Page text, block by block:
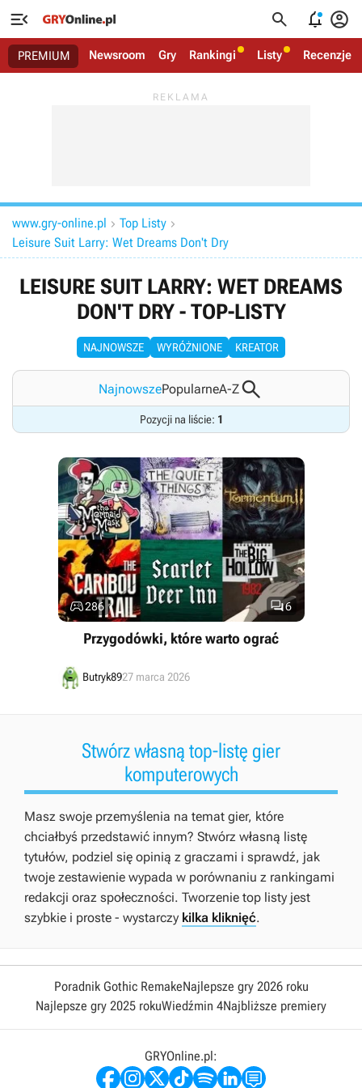
   
PREMIUM Newsroom Gry Rankingi Listy Recenzje
www.gry-online.pl  Top Listy 
Leisure Suit Larry: Wet Dreams Don't Dry
LEISURE SUIT LARRY: WET DREAMS
DON'T DRY - TOP-LISTY
NAJNOWSZE WYRÓŻNIONE KREATOR
NajnowszePopularneA-Z
Pozycji na liście: 1
6
286
Przygodówki, które warto ograć
Butryk8927 marca 2026
Stwórz własną top-listę gier
komputerowych
Masz swoje przemyślenia na temat gier, które
chciałbyś przedstawić innym? Stwórz własną listę
tytułów, podziel się opinią z graczami i sprawdź, jak
twoje zestawienie wypada w porównaniu z rankingami
redakcji oraz społeczności. Tworzenie top listy jest
szybkie i proste - wystarczy kilka kliknięć.
Poradnik Gothic RemakeNajlepsze gry 2026 roku
Najlepsze gry 2025 rokuWiedźmin 4Najbliższe premiery
GRYOnline.pl: